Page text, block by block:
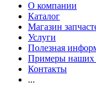
О компании
Каталог
Магазин
Услуги
Полезная
Примеры наших
Контакты
...